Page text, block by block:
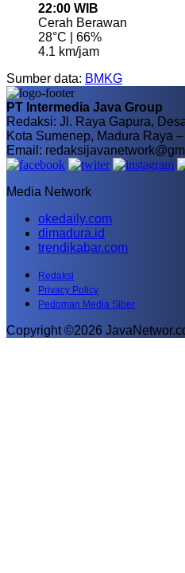
22:00 WIB
Cerah Berawan
28°C | 66%
4.1 km/jam
Sumber data: BMKG
PT Intermedia Java Group
Redaksi: Jl. Raya Gapura,
Kota Sumenep, Madura Raya
Email:
Media Network
okedaily.com
dimadura.id
trendikabar.com
Redaksi
Privacy Policy
Pedoman Media Siber
Copyright ©2026